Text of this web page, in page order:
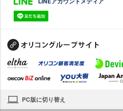
PC版に切り替え